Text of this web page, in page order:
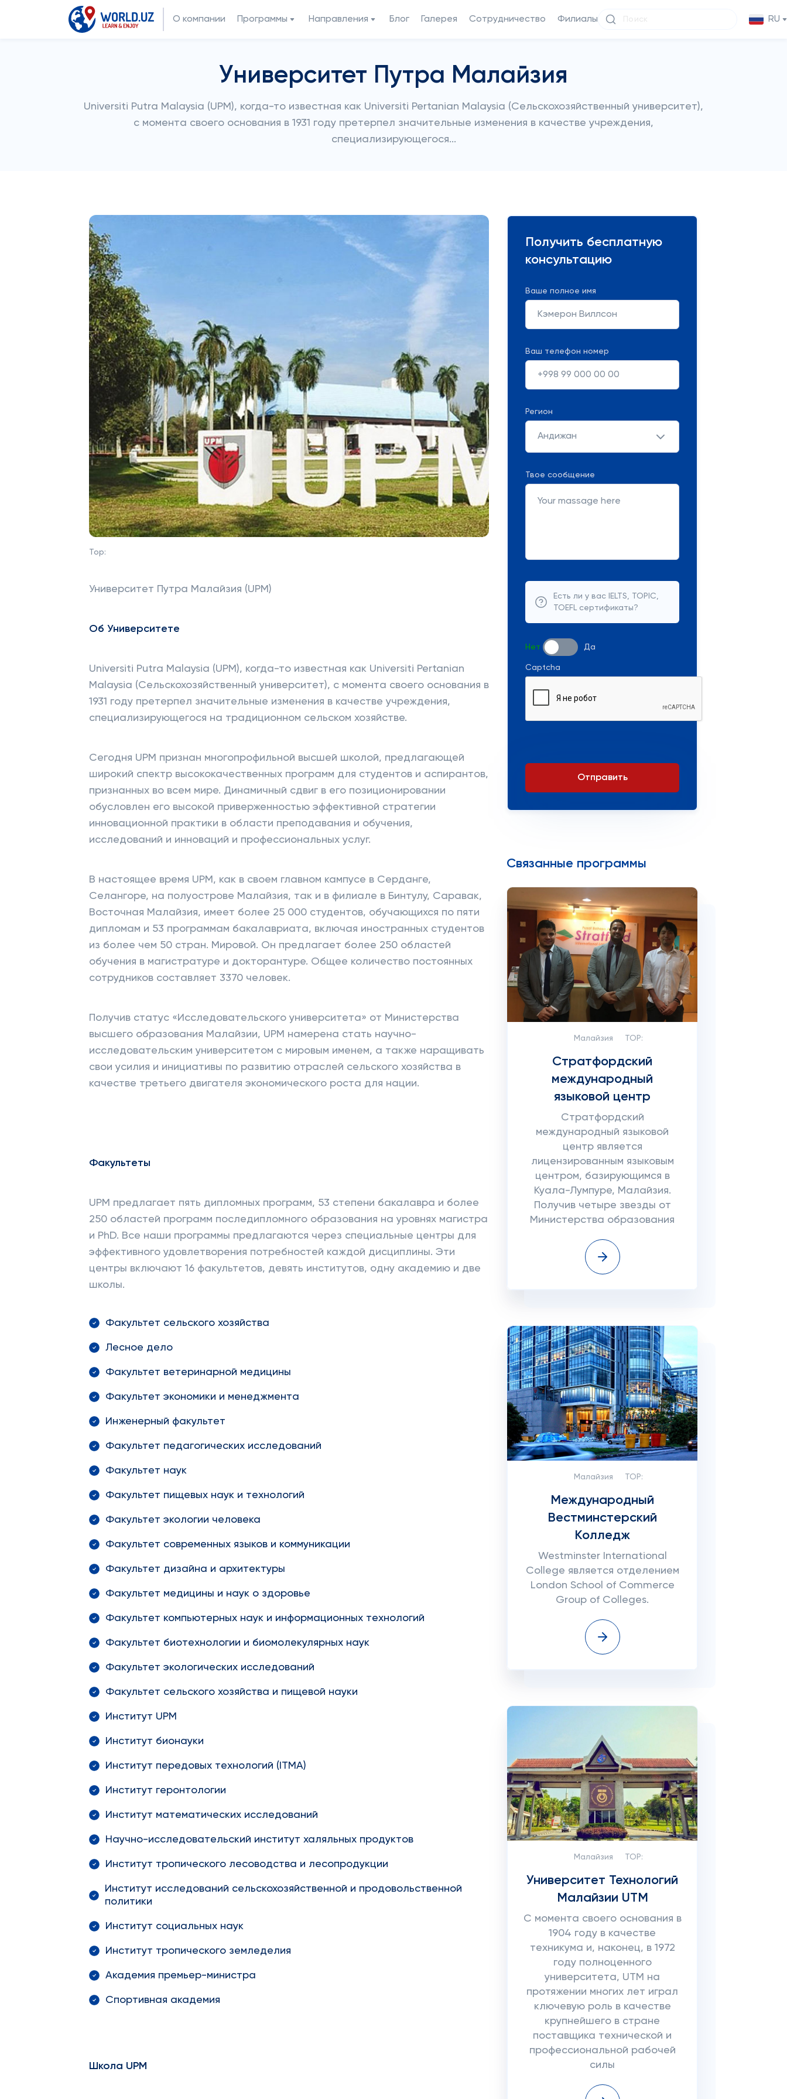
О компании Программы Направления Блог Галерея Сотрудничество Филиалы RU
Университет Путра Малайзия
Universiti Putra Malaysia (UPM), когда-то известная как Universiti Pertanian Malaysia (Сельскохозяйственный университет),
с момента своего основания в 1931 году претерпел значительные изменения в качестве учреждения,
специализирующегося...
Top:
Университет Путра Малайзия (UPM)
Об Университете
Universiti Putra Malaysia (UPM), когда-то известная как Universiti Pertanian
Malaysia (Сельскохозяйственный университет), с момента своего основания в
1931 году претерпел значительные изменения в качестве учреждения,
специализирующегося на традиционном сельском хозяйстве.
Сегодня UPM признан многопрофильной высшей школой, предлагающей
широкий спектр высококачественных программ для студентов и аспирантов,
признанных во всем мире. Динамичный сдвиг в его позиционировании
обусловлен его высокой приверженностью эффективной стратегии
инновационной практики в области преподавания и обучения,
исследований и инноваций и профессиональных услуг.
В настоящее время UPM, как в своем главном кампусе в Серданге,
Селангоре, на полуострове Малайзия, так и в филиале в Бинтулу, Саравак,
Восточная Малайзия, имеет более 25 000 студентов, обучающихся по пяти
дипломам и 53 программам бакалавриата, включая иностранных студентов
из более чем 50 стран. Мировой. Он предлагает более 250 областей
обучения в магистратуре и докторантуре. Общее количество постоянных
сотрудников составляет 3370 человек.
Получив статус «Исследовательского университета» от Министерства
высшего образования Малайзии, UPM намерена стать научно-
исследовательским университетом с мировым именем, а также наращивать
свои усилия и инициативы по развитию отраслей сельского хозяйства в
качестве третьего двигателя экономического роста для нации.
Факультеты
UPM предлагает пять дипломных программ, 53 степени бакалавра и более
250 областей программ последипломного образования на уровнях магистра
и PhD. Все наши программы предлагаются через специальные центры для
эффективного удовлетворения потребностей каждой дисциплины. Эти
центры включают 16 факультетов, девять институтов, одну академию и две
школы.
Факультет сельского хозяйства
Лесное дело
Факультет ветеринарной медицины
Факультет экономики и менеджмента
Инженерный факультет
Факультет педагогических исследований
Факультет наук
Факультет пищевых наук и технологий
Факультет экологии человека
Факультет современных языков и коммуникации
Факультет дизайна и архитектуры
Факультет медицины и наук о здоровье
Факультет компьютерных наук и информационных технологий
Факультет биотехнологии и биомолекулярных наук
Факультет экологических исследований
Факультет сельского хозяйства и пищевой науки
Институт UPM
Институт бионауки
Институт передовых технологий (ITMA)
Институт геронтологии
Институт математических исследований
Научно-исследовательский институт халяльных продуктов
Институт тропического лесоводства и лесопродукции
Институт исследований сельскохозяйственной и продовольственной
политики
Институт социальных наук
Институт тропического земледелия
Академия премьер-министра
Спортивная академия
Школа UPM
Получить бесплатную
консультацию
Ваше полное имя
Ваш телефон номер
Регион
Андижан
Твое сообщение
Есть ли у вас IELTS, TOPIC,
TOEFL сертификаты?
Нет Да
Captcha
Отправить
Связанные программы
Малайзия TOP:
Стратфордский
международный
языковой центр
Стратфордский
международный языковой
центр является
лицензированным языковым
центром, базирующимся в
Куала-Лумпуре, Малайзия.
Получив четыре звезды от
Министерства образования
Малайзия TOP:
Международный
Вестминстерский
Колледж
Westminster International
College является отделением
London School of Commerce
Group of Colleges.
Малайзия TOP:
Университет Технологий
Малайзии UTM
С момента своего основания в
1904 году в качестве
техникума и, наконец, в 1972
году полноценного
университета, UTM на
протяжении многих лет играл
ключевую роль в качестве
крупнейшего в стране
поставщика технической и
профессиональной рабочей
силы